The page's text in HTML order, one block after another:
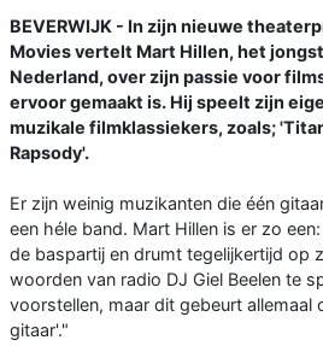
BEVERWIJK - In zijn nieuwe
Movies vertelt Mart Hillen, het
Nederland, over zijn passie voor
ervoor gemaakt is. Hij speelt zijn
muzikale filmklassiekers, zoals;
Rapsody'.
Er zijn weinig muzikanten die één
een héle band. Mart Hillen is er zo
de baspartij en drumt tegelijkertijd op
woorden van radio DJ Giel Beelen te
voorstellen, maar dit gebeurt allemaal
gitaar'."